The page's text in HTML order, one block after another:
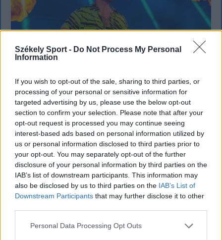
Székely Sport - Do Not Process My Personal
Information
If you wish to opt-out of the sale, sharing to third parties, or
processing of your personal or sensitive information for
targeted advertising by us, please use the below opt-out
section to confirm your selection. Please note that after your
opt-out request is processed you may continue seeing
interest-based ads based on personal information utilized by
us or personal information disclosed to third parties prior to
your opt-out. You may separately opt-out of the further
disclosure of your personal information by third parties on the
IAB’s list of downstream participants. This information may
also be disclosed by us to third parties on the IAB’s List of
Downstream Participants that may further disclose it to other
Personal Data Processing Opt Outs
KRÓNIKA
Büntetőfeljelentést tett Majka ügyvédje
a romániai telefonszámról érkezett
fenyegetés miatt
Büntetőfeljelentést tett csütörtökön Majka
romániai jogi képviselője a sepsiszentgyörgyi Sic
Feszt fesztiválra tervezett koncert lemondását
kiváltó fenyegetés ügyében.